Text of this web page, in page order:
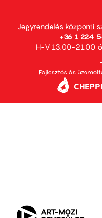
Jegyrendelés központi
+36 1 224
H-V 13.00-21.00
Fejlesztés és